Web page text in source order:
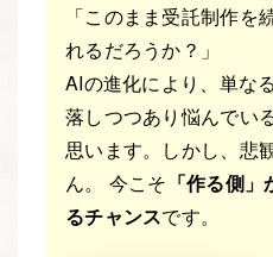
「このまま受託制作
れるだろうか？」
AIの進化により、単な
落しつつあり悩んでい
思います。しかし、悲
ん。 今こそ 「作る側
るチャンスです。
AL STO